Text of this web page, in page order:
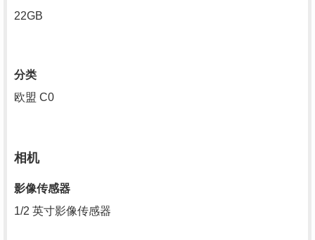
22GB
分类
欧盟 C0
相机
影像传感器
1/2 英寸影像传感器